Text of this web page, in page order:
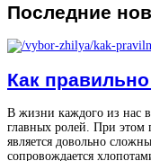
Последние
Как
В жизни каждого из нас
главных ролей. При этом
является довольно
сопровождается